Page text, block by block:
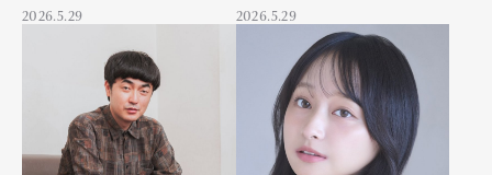
Fashion
GourmetCars
Product Lifestyle
2026.5.29 2026.5.29